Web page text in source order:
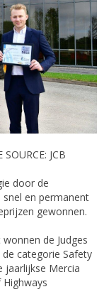
JCB
door de
en permanent
gewonnen.
de Judges
categorie Safety
jaarlijkse Mercia